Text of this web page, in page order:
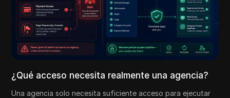
¿Qué acceso necesita realmente una agencia?
Una agencia solo necesita suficiente acceso para ejecutar